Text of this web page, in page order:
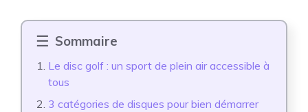
Sommaire
Le disc golf : un sport de plein air accessible à
tous
3 catégories de disques pour bien démarrer